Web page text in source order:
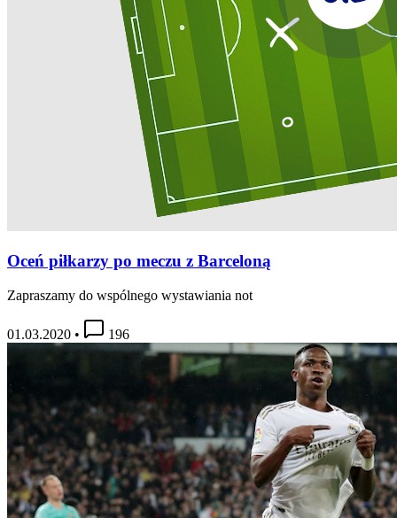
Oceń piłkarzy po meczu z Barceloną
Zapraszamy do wspólnego wystawiania not
01.03.2020 • 196